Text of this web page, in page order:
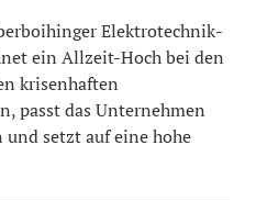
Elektrotechnik-
ein Allzeit-Hoch bei den
krisenhaften
passt das Unternehmen
und setzt auf eine hohe